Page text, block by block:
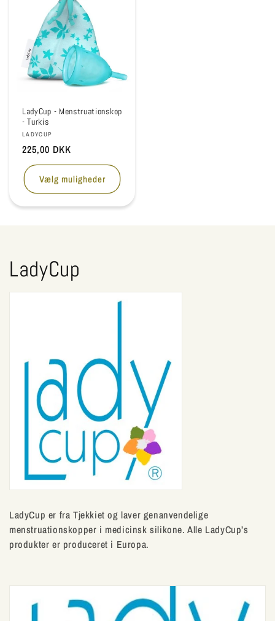
LadyCup - Menstruationskop
- Turkis
Forhandler:
LADYCUP
Normalpris
225,00 DKK
Vælg muligheder
K
o
n
:
LadyCup
LadyCup er fra Tjekkiet og laver genanvendelige
menstruationskopper i medicinsk silikone. Alle LadyCup’s
produkter er produceret i Europa.